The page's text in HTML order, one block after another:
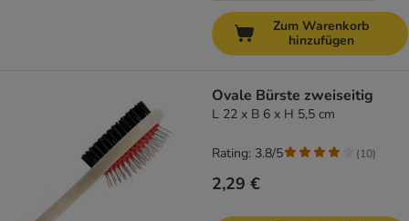
Zum Warenkorb
hinzufügen
Ovale Bürste zweiseitig
L 22 x B 6 x H 5,5 cm
2,29 €
Rating: 3.8/5 (10)